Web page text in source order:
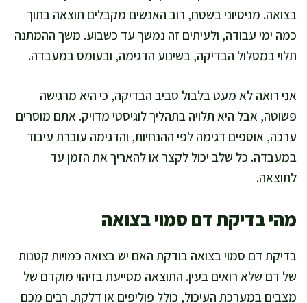
בצואה. מניסיוני בשטח, רוב האנשים מקבלים תוצאה בתוך
כמה ימי עבודה, ולעיתים זה נמשך עד כשבוע. משך ההמתנה
תלוי במסלול הבדיקה, בשינוע הדגימה, ובעומס במעבדה.
אני רואה לא מעט בלבול סביב הבדיקה, כי היא מרגישה
פשוטה, אבל היא תלויה בתהליך לוגיסטי מדויק. אתם מוסרים
ערכה, אוספים דגימה לפי ההנחיות, והדגימה עוברת עיבוד
במעבדה. כל שלב יכול לקצר או להאריך את הזמן עד
לתוצאה.
מהי בדיקת דם סמוי בצואה
בדיקת דם סמוי בצואה בודקת האם יש בצואה כמויות קטנות
של דם שלא רואים בעין. התוצאה מסייעת בזיהוי מוקדם של
מצבים במערכת העיכול, כולל פוליפים או דלקת. רבים מכם